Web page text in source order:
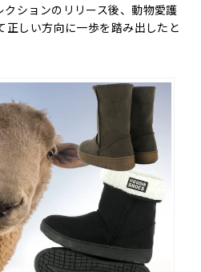
ションのリリース後、動物愛護
正しい方向に一歩を踏み出したと